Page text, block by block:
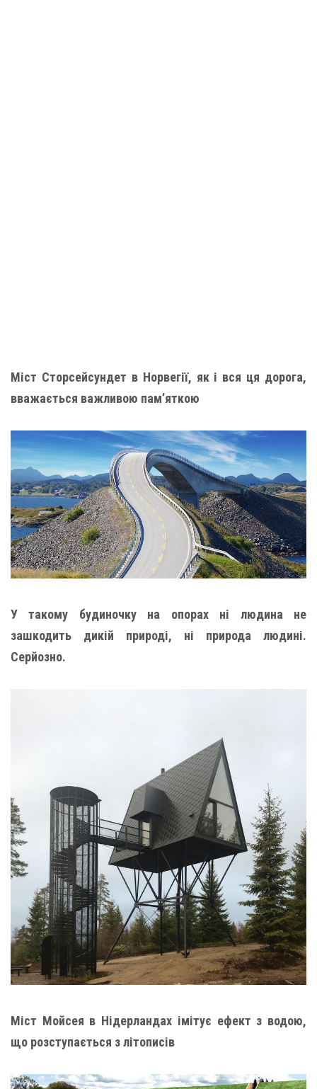
Міст Сторсейсундет в Норвегії, як і вся ця дорога,
вважається важливою пам’яткою
У такому будиночку на опорах ні людина не
зашкодить дикій природі, ні природа людині.
Серйозно.
Міст Мойсея в Нідерландах імітує ефект з водою,
що розступається з літописів